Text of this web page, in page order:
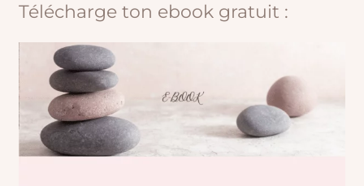
Télécharge ton ebook gratuit :